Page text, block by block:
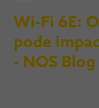
Wi-Fi 6E:
pode
- NOS Blog